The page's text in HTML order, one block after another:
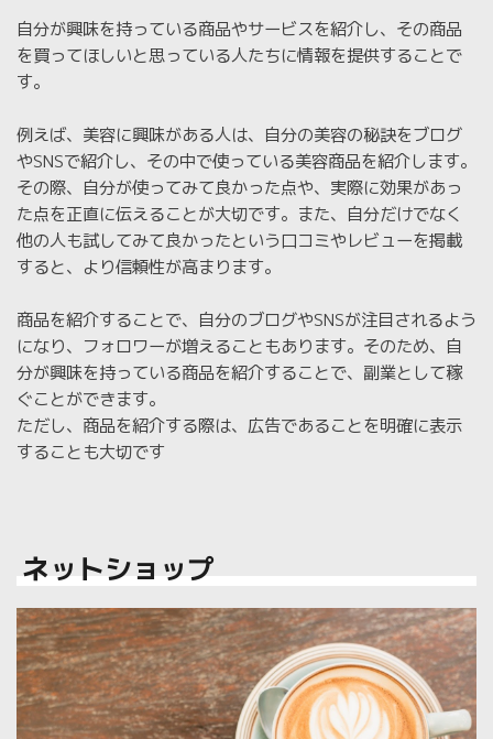
自分が興味を持っている商品やサービスを紹介し、その商品
を買ってほしいと思っている人たちに情報を提供することで
す。
例えば、美容に興味がある人は、自分の美容の秘訣をブログ
やSNSで紹介し、その中で使っている美容商品を紹介します。
その際、自分が使ってみて良かった点や、実際に効果があっ
た点を正直に伝えることが大切です。また、自分だけでなく
他の人も試してみて良かったという口コミやレビューを掲載
すると、より信頼性が高まります。
商品を紹介することで、自分のブログやSNSが注目されるよう
になり、フォロワーが増えることもあります。そのため、自
分が興味を持っている商品を紹介することで、副業として稼
ぐことができます。
ただし、商品を紹介する際は、広告であることを明確に表示
することも大切です
ネットショップ